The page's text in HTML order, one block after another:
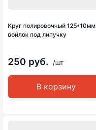
Круг полировочный 125*10мм
войлок под липучку
250 руб. /шт
В корзину